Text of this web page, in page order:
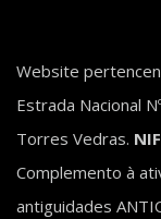
Website
Estrada Nacional
Torres Vedras.
Complemento à
antiguidades